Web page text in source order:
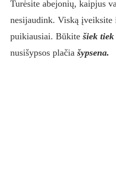
Turėsite abejonių, kaipjus
nesijaudink. Viską įveiksite
puikiausiai. Būkite šiek
nusišypsos plačia šypsena.